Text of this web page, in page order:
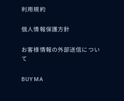
利用規約
個人情報保護方針
お客様情報の外部送信につい
て
BUYMA